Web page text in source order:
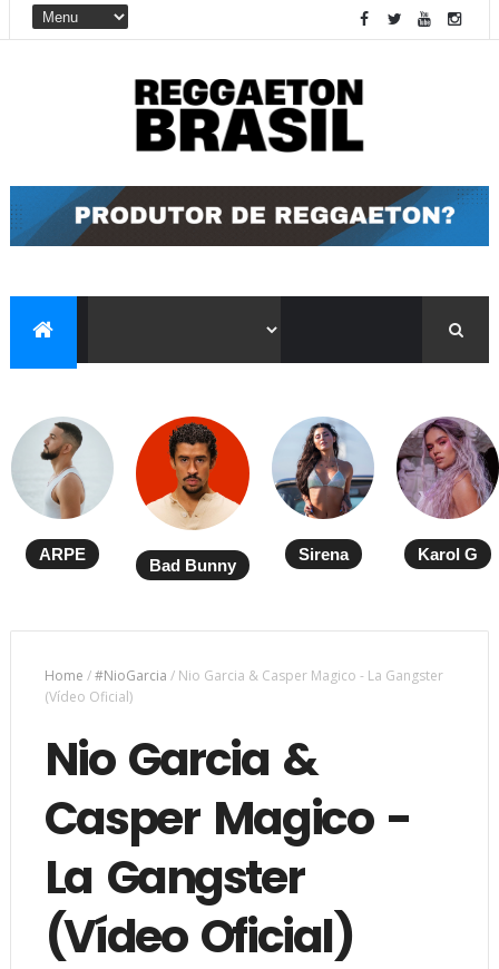
ARPE
Bad Bunny
Sirena Karol G
Home /#NioGarcia / Nio Garcia & Casper Magico - La Gangster
(Vídeo Oficial)
Nio Garcia &
Casper Magico -
La Gangster
(Vídeo Oficial)